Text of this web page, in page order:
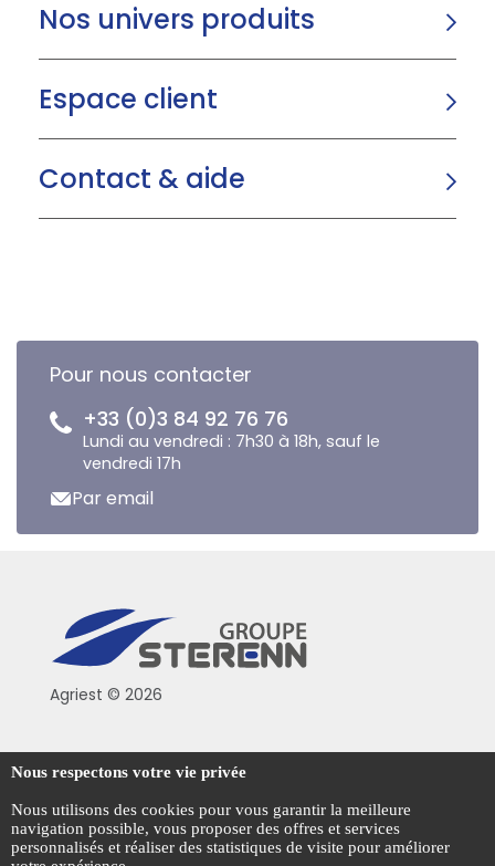
Nos univers produits
Espace client
Contact & aide
Pour nous contacter
+33 (0)3 84 92 76 76
Lundi au vendredi : 7h30 à 18h, sauf le
vendredi 17h
Par email
Agriest © 2026
Conditions générales de vente
Mentions légales
Politique de confidentialité
Nous respectons votre vie privée
Nous utilisons des cookies pour vous garantir la meilleure
navigation possible, vous proposer des offres et services
personnalisés et réaliser des statistiques de visite pour améliorer